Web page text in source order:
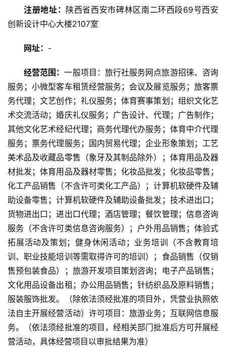
游
游
攻
略
美
食
特
产
热
门
景
点
旅
游
信
息
历
史
登录 注册
注册地址： 陕西省西安市碑林区南二环西段69号西安
创新设计中心大楼2107室
网址： -
经营范围：一般项目：旅行社服务网点旅游招徕、咨询
服务；小微型客车租赁经营服务；会议及展览服务；旅客票
务代理；文艺创作；礼仪服务；体育赛事策划；组织文化艺
术交流活动；婚庆礼仪服务；广告设计、代理；广告制作；
其他文化艺术经纪代理；商务代理代办服务；体育中介代理
服务；票务代理服务；国内贸易代理；企业形象策划；工艺
美术品及收藏品零售（象牙及其制品除外）；体育用品及器
材批发；体育用品及器材零售；化妆品批发；化妆品零售；
化工产品销售（不含许可类化工产品）；计算机软硬件及辅
助设备零售；计算机软硬件及辅助设备批发；技术进出口；
货物进出口；进出口代理；酒店管理；餐饮管理；信息咨询
服务（不含许可类信息咨询服务）；户外用品销售；体验式
拓展活动及策划；健身休闲活动；业务培训（不含教育培
训、职业技能培训等需取得许可的培训）；食品销售（仅销
售预包装食品）；旅游开发项目策划咨询；电子产品销售；
文化用品设备出租；办公用品销售；针纺织品及原料销售；
服装服饰批发。（除依法须经批准的项目外，凭营业执照依
法自主开展经营活动）许可项目：旅游业务；互联网信息服
务。（依法须经批准的项目，经相关部门批准后方可开展经
营活动，具体经营项目以审批结果为准）